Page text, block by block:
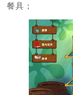
餐具；